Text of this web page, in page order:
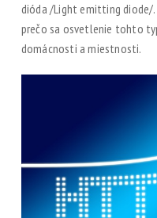
dióda /Light emitting diode/
prečo sa osvetlenie tohto
domácnosti a miestnosti.